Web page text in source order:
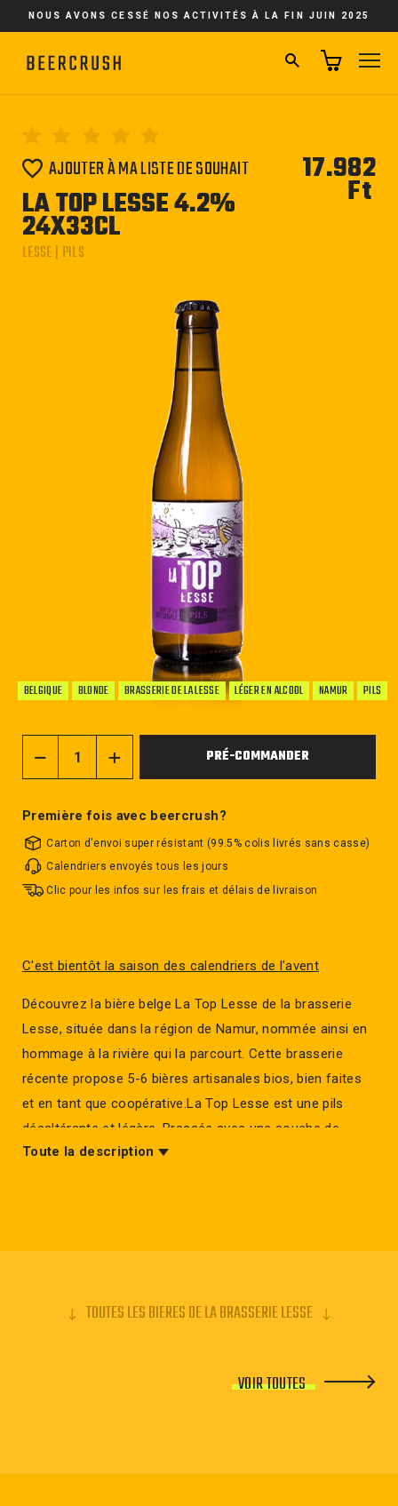
PasserNOUS AVONS CESSÉ NOS ACTIVITÉS À LA FIN JUIN 2025
RECHERCHER
AJOUTER À MA LISTE DE SOUHAIT
LA TOP LESSE 4.2%
24X33CL
LESSE | PILS
BELGIQUE BLONDE BRASSERIE DE LA LESSE LÉGER EN ALCOOL NAMUR PILS
17.982
Ft
PRÉ-COMMANDER
Première fois avec beercrush?
Carton d'envoi super résistant (99.5% colis livrés sans casse)
Calendriers envoyés tous les jours
Clic pour les infos sur les frais et délais de livraison
C'est bientôt la saison des calendriers de l'avent
Découvrez la bière belge La Top Lesse de la brasserie
Lesse, située dans la région de Namur, nommée ainsi en
hommage à la rivière qui la parcourt. Cette brasserie
récente propose 5-6 bières artisanales bios, bien faites
et en tant que coopérative.La Top Lesse est une pils
désaltérante et légère. Brassée avec une souche de
levure allemande.
Toute la description
TOUTES LES BIERES DE LA BRASSERIE LESSE
VOIR TOUTES